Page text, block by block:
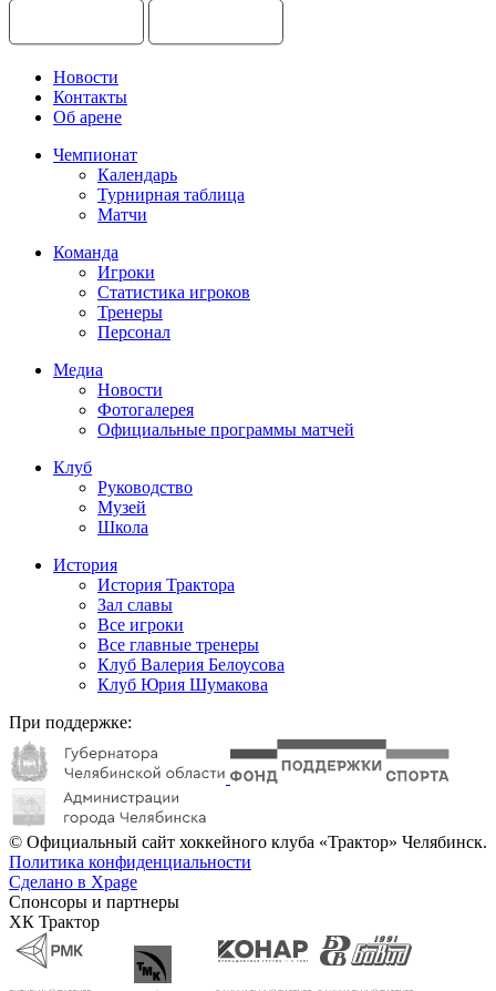
Новости
Контакты
Об арене
Чемпионат
Календарь
Турнирная таблица
Матчи
Команда
Игроки
Статистика игроков
Тренеры
Персонал
Медиа
Новости
Фотогалерея
Официальные программы матчей
Клуб
Руководство
Музей
Школа
История
История Трактора
Зал славы
Все игроки
Все главные тренеры
Клуб Валерия Белоусова
Клуб Юрия Шумакова
При поддержке:
© Официальный сайт хоккейного клуба «Трактор» Челябинск.
Политика конфиденциальности
Сделано в Xpage
Спонсоры и партнеры
ХК Трактор